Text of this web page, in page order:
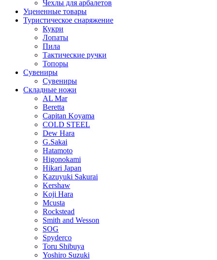
Чехлы для арбалетов
Уцененные товары
Туристическое снаряжение
Кукри
Лопаты
Пила
Тактические ручки
Топоры
Сувениры
Сувениры
Складные ножи
AL Mar
Beretta
Capitan Koyama
COLD STEEL
Dew Hara
G.Sakai
Hatamoto
Higonokami
Hikari Japan
Kazuyuki Sakurai
Kershaw
Koji Hara
Mcusta
Rockstead
Smith and Wesson
SOG
Spyderco
Toru Shibuya
Yoshiro Suzuki